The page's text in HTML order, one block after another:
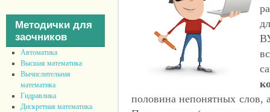
Методички для
заочников
Автоматика
Высшая математика
Вычислительная
математика
Гидравлика
Дискретная математика
половина непонятных слов,